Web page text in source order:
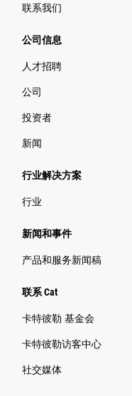
联系我们
公司信息
人才招聘
公司
投资者
新闻
行业解决方案
行业
新闻和事件
产品和服务新闻稿
联系 Cat
卡特彼勒 基金会
卡特彼勒访客中心
社交媒体